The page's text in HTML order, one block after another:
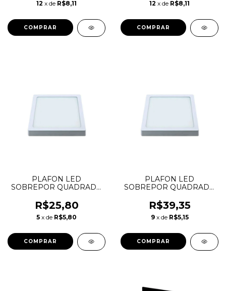
12 x de R$8,11 12 x de R$8,11
PLAFON LED
SOBREPOR QUADRADO
TASCHIBRA
R$25,80
5 x de R$5,80
PLAFON LED
SOBREPOR QUADRADO
TASCHIBRA
R$39,35
9 x de R$5,15